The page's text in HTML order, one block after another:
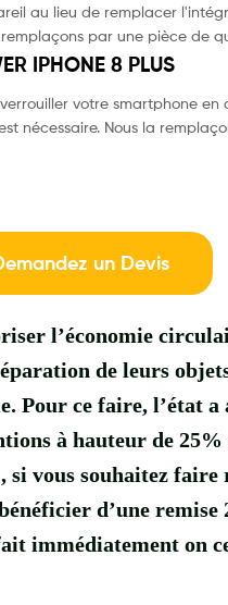
au lieu de remplacer
par une pièce de
IPHONE 8 PLUS
votre smartphone
nécessaire. Nous la
un Devis
l’économie
de leurs
Pour ce faire, l’état a
à hauteur de
si vous souhaitez
d’une remise
immédiatement on